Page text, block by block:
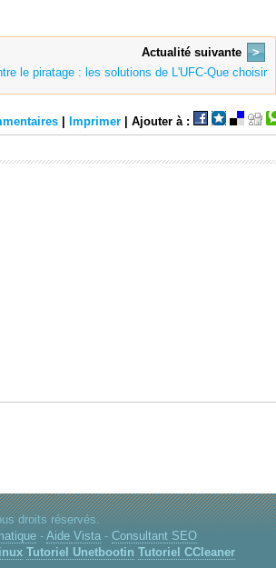
Actualité suivante
>
le piratage : les solutions de L'UFC-Que choisir
|Imprimer | Ajouter à :
droits réservés.
- Aide Vista- Consultant SEO
Tutoriel Unetbootin Tutoriel CCleaner